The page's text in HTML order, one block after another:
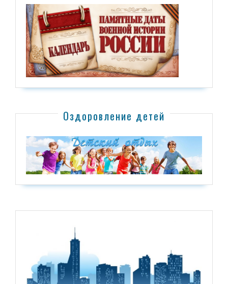
Оздоровление детей